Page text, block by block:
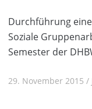
Durchführung
Soziale
Semester der
29. November 2015